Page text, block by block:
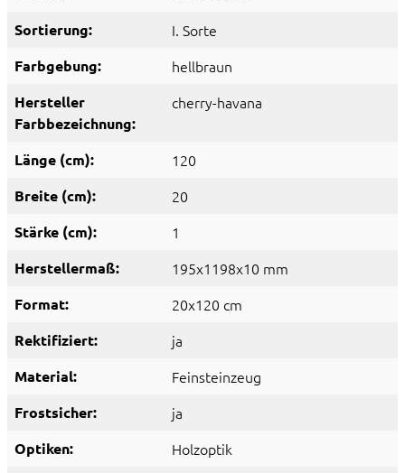
Sortierung: I. Sorte
Farbgebung: hellbraun
Hersteller
Farbbezeichnung:
cherry-havana
Länge (cm): 120
Breite (cm): 20
Stärke (cm): 1
Herstellermaß: 195x1198x10 mm
Format: 20x120 cm
Rektifiziert: ja
Material: Feinsteinzeug
Frostsicher: ja
Optiken: Holzoptik